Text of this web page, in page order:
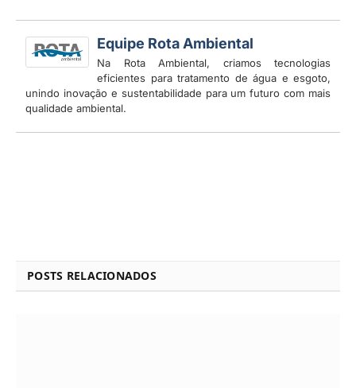
Equipe Rota Ambiental
Na Rota Ambiental, criamos tecnologias
eficientes para tratamento de água e esgoto,
unindo inovação e sustentabilidade para um futuro com mais
qualidade ambiental.
POSTS RELACIONADOS